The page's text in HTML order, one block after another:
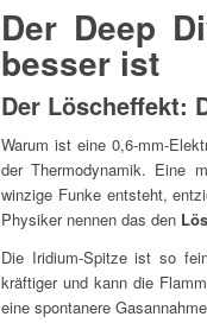
Der Deep
besser ist
Der Löscheffekt:
Warum ist eine 0,6-mm-
der Thermodynamik. Eine
winzige Funke entsteht,
Physiker nennen das den
Die Iridium-Spitze ist so
kräftiger und kann die
eine spontanere